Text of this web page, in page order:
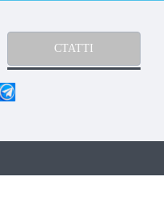
СТАТТІ